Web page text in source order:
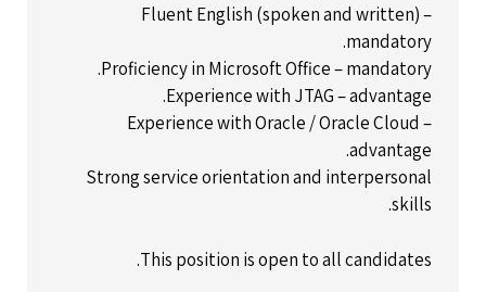
Fluent English (spoken and written) –
mandatory.
Proficiency in Microsoft Office – mandatory.
Experience with JTAG – advantage.
Experience with Oracle / Oracle Cloud –
advantage.
Strong service orientation and interpersonal
skills.
This position is open to all candidates.